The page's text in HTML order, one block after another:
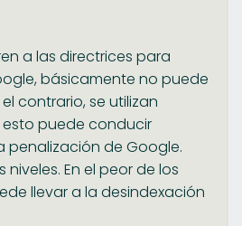
a las directrices para
básicamente no puede
contrario, se utilizan
puede conducir
penalización de Google.
niveles. En el peor de los
llevar a la desindexación